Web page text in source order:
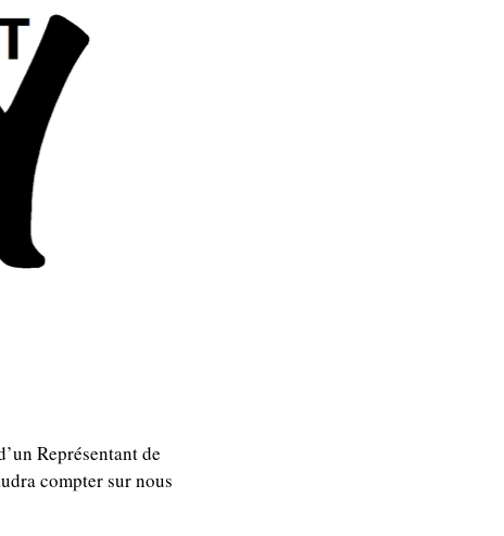
Représentant de
compter sur nous